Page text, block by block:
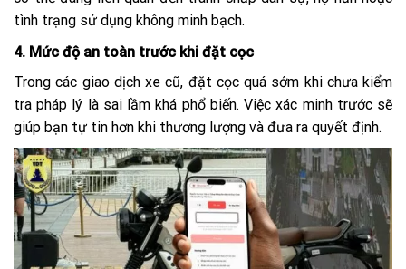
tình trạng sử dụng không minh bạch.
4. Mức độ an toàn trước khi đặt cọc
Trong các giao dịch xe cũ, đặt cọc quá sớm khi chưa kiểm
tra pháp lý là sai lầm khá phổ biến. Việc xác minh trước sẽ
giúp bạn tự tin hơn khi thương lượng và đưa ra quyết định.